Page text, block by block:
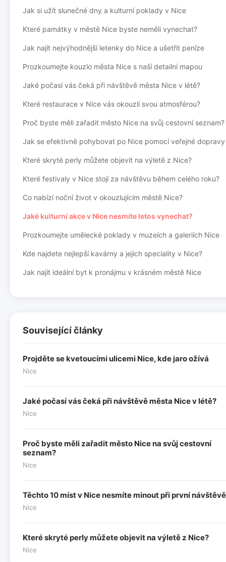
Jak si užít slunečné dny a kulturní poklady v Nice
Které památky v městě Nice byste neměli vynechat?
Jak najít nejvýhodnější letenky do Nice a ušetřit peníze
Prozkoumejte kouzlo města Nice s naší detailní mapou
Jaké počasí vás čeká při návštěvě města Nice v létě?
Které restaurace v Nice vás okouzlí svou atmosférou?
Proč byste měli zařadit město Nice na svůj cestovní seznam?
Jak se efektivně pohybovat po Nice pomocí veřejné dopravy
Které skryté perly můžete objevit na výletě z Nice?
Které festivaly v Nice stojí za návštěvu během celého roku?
Co nabízí noční život v okouzlujícím městě Nice?
Jaké kulturní akce v Nice nesmíte letos vynechat?
Prozkoumejte umělecké poklady v muzeích a galeriích Nice
Kde najdete nejlepší kavárny a jejich speciality v Nice?
Jak najít ideální byt k pronájmu v krásném městě Nice
Související články
Projděte se kvetoucími ulicemi Nice, kde jaro ožívá
Nice
Jaké počasí vás čeká při návštěvě města Nice v létě?
Nice
Proč byste měli zařadit město Nice na svůj cestovní
seznam?
Nice
Těchto 10 míst v Nice nesmíte minout při první návštěvě
Nice
Které skryté perly můžete objevit na výletě z Nice?
Nice